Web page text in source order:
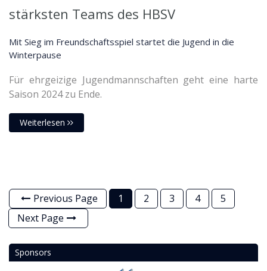
stärksten Teams des HBSV
Mit Sieg im Freundschaftsspiel startet die Jugend in die
Winterpause
Für ehrgeizige Jugendmannschaften geht eine harte
Saison 2024 zu Ende.
Weiterlesen
Previous Page 1 2 3 4
5
Next Page
Sponsors